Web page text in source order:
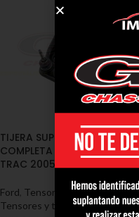
TIJERA SUPERIOR DERECHA
COMPLETA EXPLORER SPORT
TRAC 2005/2010 (04-1434)
Ford Tensores y Tijeras - Ford,
Tensores y tijeras ford explorer